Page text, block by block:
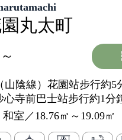
丸太町
山陰線）花園站步行約5
寺前巴士站步行約1分
室／18.76㎡～19.09㎡